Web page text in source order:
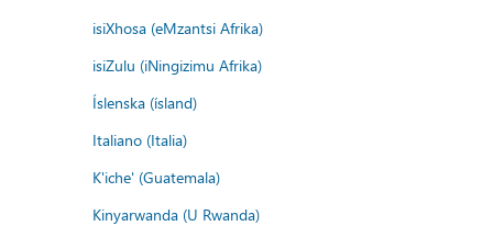
isiXhosa (eMzantsi Afrika)
isiZulu (iNingizimu Afrika)
Íslenska (ísland)
Italiano (Italia)
K'iche' (Guatemala)
Kinyarwanda (U Rwanda)